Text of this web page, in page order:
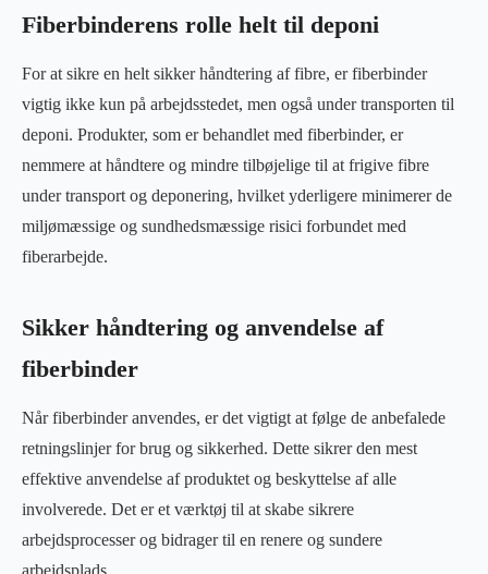
Fiberbinderens rolle helt til deponi
For at sikre en helt sikker håndtering af fibre, er fiberbinder
vigtig ikke kun på arbejdsstedet, men også under transporten til
deponi. Produkter, som er behandlet med fiberbinder, er
nemmere at håndtere og mindre tilbøjelige til at frigive fibre
under transport og deponering, hvilket yderligere minimerer de
miljømæssige og sundhedsmæssige risici forbundet med
fiberarbejde.
Sikker håndtering og anvendelse af
fiberbinder
Når fiberbinder anvendes, er det vigtigt at følge de anbefalede
retningslinjer for brug og sikkerhed. Dette sikrer den mest
effektive anvendelse af produktet og beskyttelse af alle
involverede. Det er et værktøj til at skabe sikrere
arbejdsprocesser og bidrager til en renere og sundere
arbejdsplads.